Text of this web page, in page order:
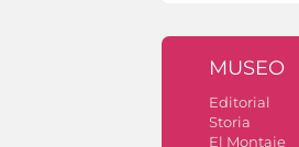
MUSEO
Editorial
Storia
El Montaje